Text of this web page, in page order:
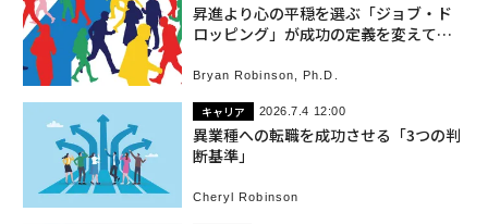
昇進より心の平穏を選ぶ「ジョブ・ド
ロッピング」が成功の定義を変えてい
Bryan Robinson, Ph.D.
キャリア 2026.7.4 12:00
異業種への転職を成功させる「3つの判
断基準」
Cheryl Robinson